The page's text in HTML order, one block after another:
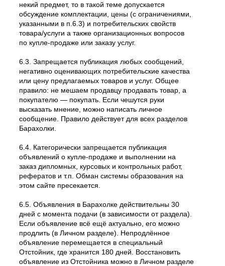
некий предмет, то в такой теме допускается
обсуждение комплектации, цены (с ограничениями,
указанными в п.6.3) и потребительских свойств
товара/услуги а также организационных вопросов
по купле-продаже или заказу услуг.
6.3. Запрещается публикация любых сообщений,
негативно оценивающих потребительские качества
или цену предлагаемых товаров и услуг. Общее
правило: не мешаем продавцу продавать товар, а
покупателю — покупать. Если чешутся руки
высказать мнение, можно написать личное
сообщение. Правило действует для всех разделов
Барахолки.
6.4. Категорически запрещается публикация
объявлений о купле-продаже и выполнении на
заказ дипломных, курсовых и контрольных работ,
рефератов и т.п. Обман системы образования на
этом сайте пресекается.
6.5. Объявления в Барахолке действительны 30
дней с момента подачи (в зависимости от раздела).
Если объявление всё ещё актуально, его можно
продлить (в Личном разделе). Непродлённое
объявление перемещается в специальный
Отстойник, где хранится 180 дней. Восстановить
объявление из Отстойника можно в Личном разделе